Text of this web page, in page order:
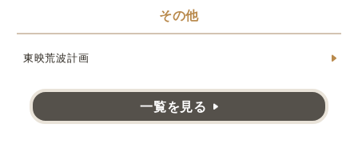
その他
東映荒波計画
一覧を見る